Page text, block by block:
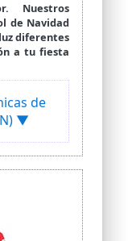
Nuestros
de Navidad
diferentes
a tu fiesta
de
▼